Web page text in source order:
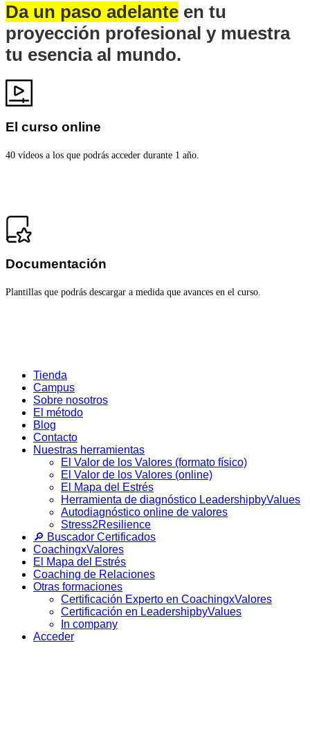
Da un paso adelante en tu
proyección profesional y muestra
tu esencia al mundo.
El curso online
40 vídeos a los que podrás acceder durante 1 año.
Documentación
Plantillas que podrás descargar a medida que avances en el curso.
Tienda
Campus
Sobre nosotros
El método
Blog
Contacto
Nuestras herramientas
El Valor de los Valores (formato físico)
El Valor de los Valores (online)
El Mapa del Estrés
Herramienta de diagnóstico LeadershipbyValues
Autodiagnóstico online de valores
Stress2Resilience
🔎 Buscador Certificados
CoachingxValores
El Mapa del Estrés
Coaching de Relaciones
Otras formaciones
Certificación Experto en CoachingxValores
Certificación en LeadershipbyValues
In company
Acceder